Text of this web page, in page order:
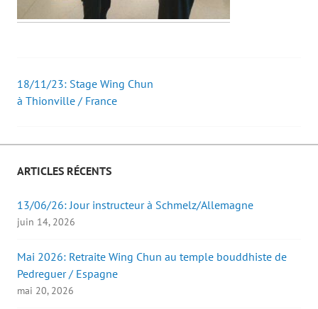
Post
18/11/23: Stage Wing Chun
à Thionville / France
ARTICLES RÉCENTS
13/06/26: Jour instructeur à Schmelz/Allemagne
juin 14, 2026
Mai 2026: Retraite Wing Chun au temple bouddhiste de
Pedreguer / Espagne
mai 20, 2026